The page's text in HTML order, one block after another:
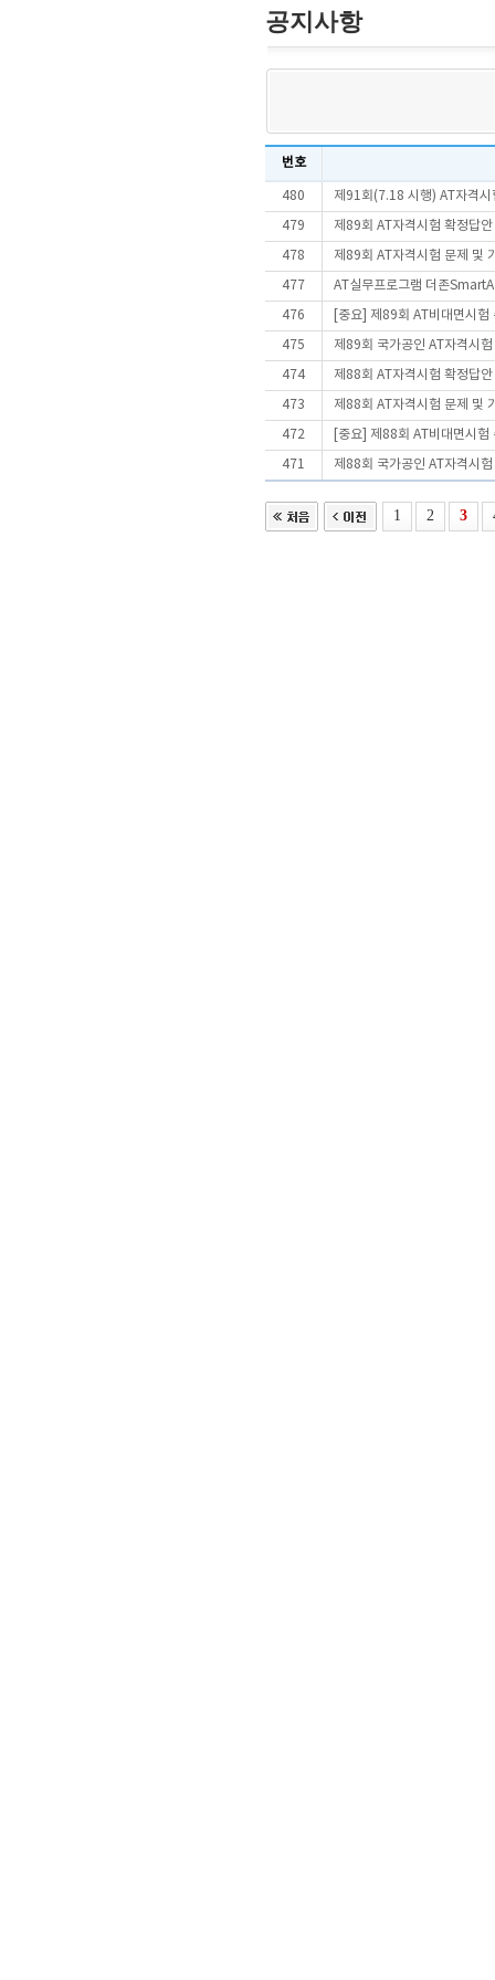
공지사항
번호
480 제91회(7.18 시행) AT자격
479 제89회 AT자격시험 확정답
478 제89회 AT자격시험 문제 및
477 AT실무프로그램 더존
476 [중요] 제89회 AT비대면시험
475 제89회 국가공인 AT자격시
474 제88회 AT자격시험 확정답
473 제88회 AT자격시험 문제 및
472 [중요] 제88회 AT비대면시험
471 제88회 국가공인 AT자격시
1 2 3